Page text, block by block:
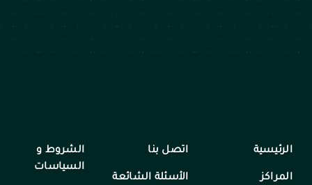
الرئيسية
المراكز
اتصل بنا
الأسئلة الشائعة
الشروط و
السياسات